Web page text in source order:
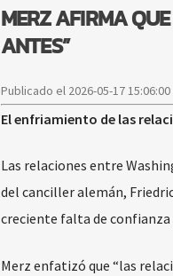
MERZ AFIRMA
ANTES”
Publicado el 2026-05-17
El enfriamiento de las
Las relaciones entre
del canciller alemán,
creciente falta de
Merz enfatizó que “las